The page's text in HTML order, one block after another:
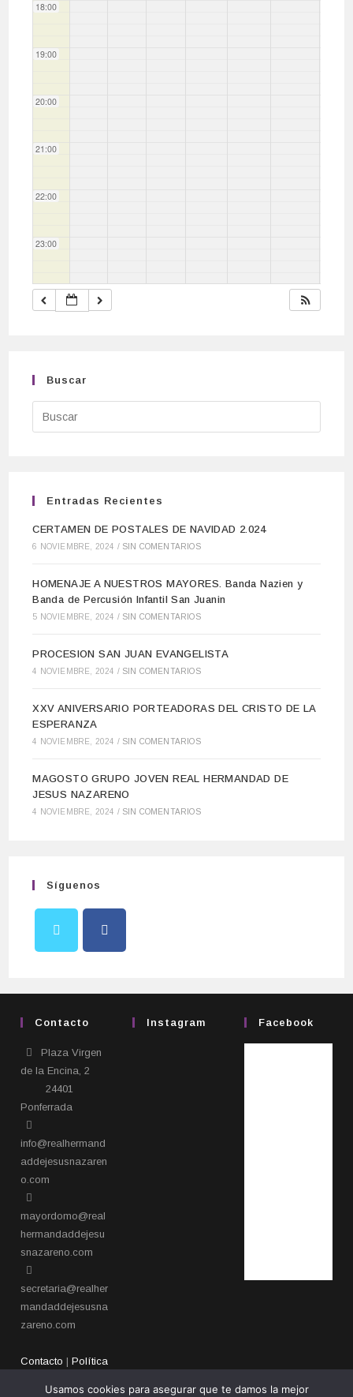
18:00
19:00
20:00
21:00
22:00
23:00
Buscar
Entradas Recientes
CERTAMEN DE POSTALES DE NAVIDAD 2.024
6 NOVIEMBRE, 2024 / SIN COMENTARIOS
HOMENAJE A NUESTROS MAYORES. Banda Nazien y
Banda de Percusión Infantil San Juanin
5 NOVIEMBRE, 2024 / SIN COMENTARIOS
PROCESION SAN JUAN EVANGELISTA
4 NOVIEMBRE, 2024 / SIN COMENTARIOS
XXV ANIVERSARIO PORTEADORAS DEL CRISTO DE LA
ESPERANZA
4 NOVIEMBRE, 2024 / SIN COMENTARIOS
MAGOSTO GRUPO JOVEN REAL HERMANDAD DE
JESUS NAZARENO
4 NOVIEMBRE, 2024 / SIN COMENTARIOS
Síguenos
Contacto
Plaza Virgen
de la Encina, 2
24401
Ponferrada​
info@realhermand
addejesusnazaren
o.com
mayordomo@real
hermandaddejesu
snazareno.com
secretaria@realher
mandaddejesusna
zareno.com
Contacto |Política
Instagram Facebook
Usamos cookies para asegurar que te damos la mejor